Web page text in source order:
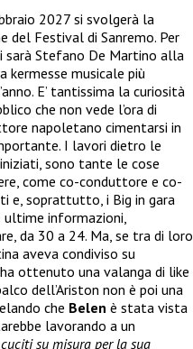
2027 si svolgerà la
del Festival di Sanremo. Per
sarà Stefano De Martino alla
kermesse musicale più
E’ tantissima la curiosità
che non vede l’ora di
napoletano cimentarsi in
I lavori dietro le
sono tante le cose
come co-conduttore e co-
e, soprattutto, i Big in gara
ultime informazioni,
da 30 a 24. Ma, se tra di loro
aveva condiviso su
ottenuto una valanga di like
dell’Ariston non è poi una
che Belen è stata vista
lavorando a un
su misura per la sua